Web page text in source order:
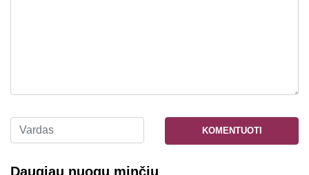
KOMENTUOTI
Daugiau nuogų minčių